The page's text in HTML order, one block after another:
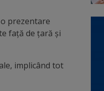
prezentare
faţă de ţară şi
implicând tot